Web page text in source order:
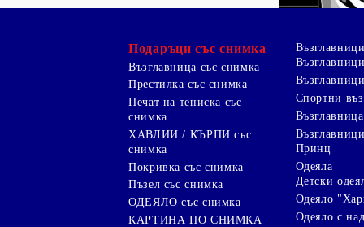
Подаръци със снимка
Възглавница със снимка
Престилка със снимка
Печат на тениска със
снимка
ХАВЛИИ / КЪРПИ със
снимка
Покривка със снимка
Пъзел със снимка
ОДЕЯЛО със снимка
КАРТИНА ПО СНИМКА
Възглавници
Спортни
Принц
Одеяла
Детски
Одеяло
Одеяло с